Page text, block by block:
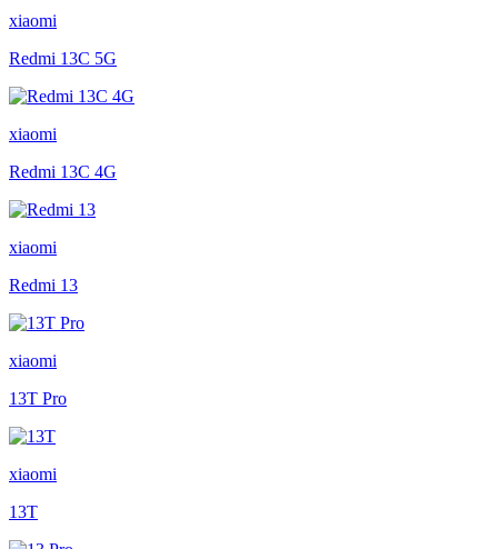
xiaomi
Redmi 13C 5G
xiaomi
Redmi 13C 4G
xiaomi
Redmi 13
xiaomi
13T Pro
xiaomi
13T